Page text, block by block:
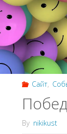
Сайт,
By nikikust